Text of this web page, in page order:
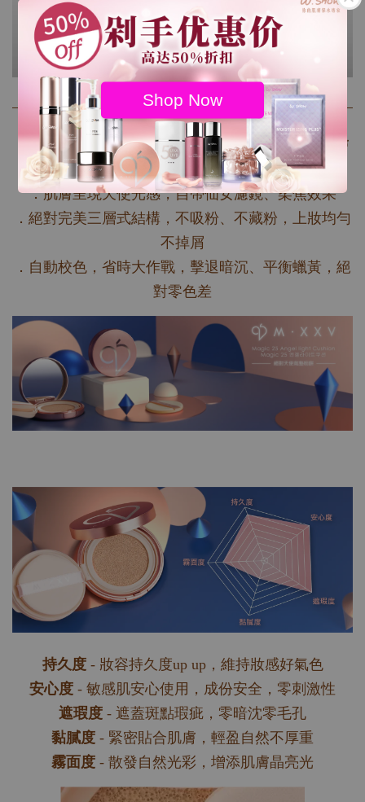
Shop Now
．添加γ-PGA保濕成份，上妝同時兼保養，維持肌膚
水份
．肌膚呈現天使光感，自帶仙女濾鏡、柔焦效果
．絕對完美三層式結構，不吸粉、不藏粉，上妝均勻
不掉屑
．自動校色，省時大作戰，擊退暗沉、平衡蠟黃，絕
對零色差
持久度- 妝容持久度up up，維持妝感好氣色
安心度 - 敏感肌安心使用，成份安全，零刺激性
遮瑕度 - 遮蓋斑點瑕疵，零暗沈零毛孔
黏膩度 - 緊密貼合肌膚，輕盈自然不厚重
霧面度 - 散發自然光彩，增添肌膚晶亮光